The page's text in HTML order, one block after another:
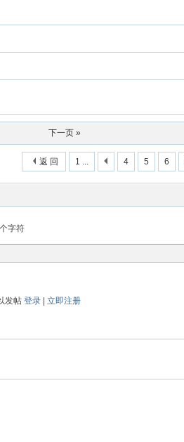
下一页 »
1 ... 4 5 6
返 回
个字符
发帖 登录 立即注册